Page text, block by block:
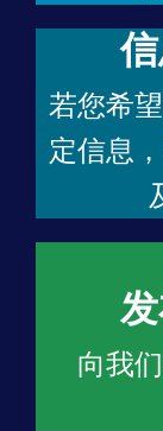
若您希
定信息
向我